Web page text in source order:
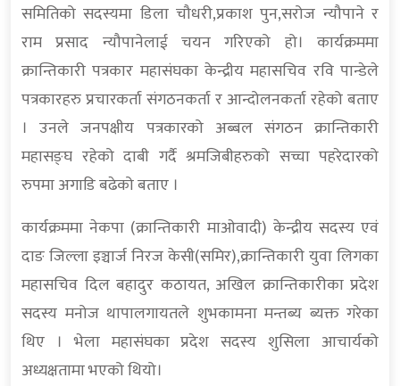
समितिको सदस्यमा डिला चौधरी,प्रकाश पुन,सरोज न्यौपाने र
राम प्रसाद न्यौपानेलाई चयन गरिएको हो। कार्यक्रममा
क्रान्तिकारी पत्रकार महासंघका केन्द्रीय महासचिव रवि पान्डेले
पत्रकारहरु प्रचारकर्ता संगठनकर्ता र आन्दोलनकर्ता रहेको बताए
। उनले जनपक्षीय पत्रकारको अब्बल संगठन क्रान्तिकारी
महासङ्घ रहेको दाबी गर्दै श्रमजिबीहरुको सच्चा पहरेदारको
रुपमा अगाडि बढेको बताए ।
कार्यक्रममा नेकपा (क्रान्तिकारी माओवादी) केन्द्रीय सदस्य एवं
दाङ जिल्ला इञ्चार्ज निरज केसी(समिर),क्रान्तिकारी युवा लिगका
महासचिव दिल बहादुर कठायत, अखिल क्रान्तिकारीका प्रदेश
सदस्य मनोज थापालगायतले शुभकामना मन्तब्य ब्यक्त गरेका
थिए । भेला महासंघका प्रदेश सदस्य शुसिला आचार्यको
अध्यक्षतामा भएको थियो।